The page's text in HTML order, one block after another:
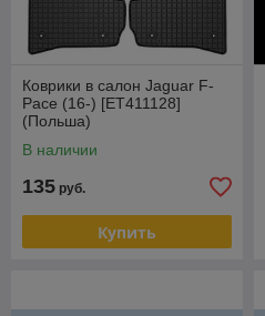
Коврики в салон Jaguar F-
Pace (16-) [ET411128]
(Польша)
В наличии
135 руб.
Купить